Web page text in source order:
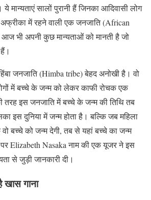
मान्यताएं सालों पुरानी हैं जिनका आदिवासी लोग
में रहने वाली एक जनजाति (African
भी अपनी कुछ मान्यताओं को मानती है जो
हिंबा जनजाति (Himba tribe) बेहद अनोखी है। वो
में बच्चे के जन्म को लेकर काफी रोचक एक
तरह इस जनजाति में बच्चे के जन्म की तिथि तब
इस दुनिया में जन्म होता है। बल्कि जब महिला
बच्चे को जन्म देगी, तब से यहां बच्चे का जन्म
Elizabeth Nasaka नाम की एक यूजर ने इस
से जुड़ी जानकारी दी।
खास गाना